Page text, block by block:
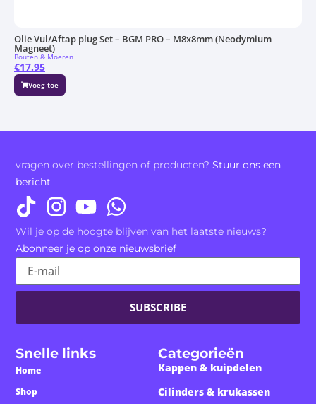
Olie Vul/Aftap plug Set – BGM PRO – M8x8mm (Neodymium
Magneet)
Bouten & Moeren
Voeg toe
€17.95
Snelle links
Home
Shop
Categorieën
Kappen & kuipdelen
Cilinders & krukassen
vragen over bestellingen of producten?Stuur ons een
bericht
Wil je op de hoogte blijven van het laatste nieuws?
Abonneer je op onze nieuwsbrief
SUBSCRIBE